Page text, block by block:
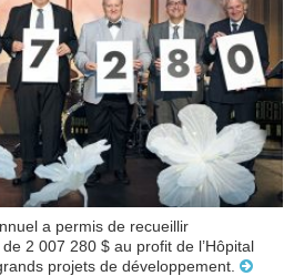
a permis de recueillir
2 007 280 $ au profit de l’Hôpital
projets de développement.